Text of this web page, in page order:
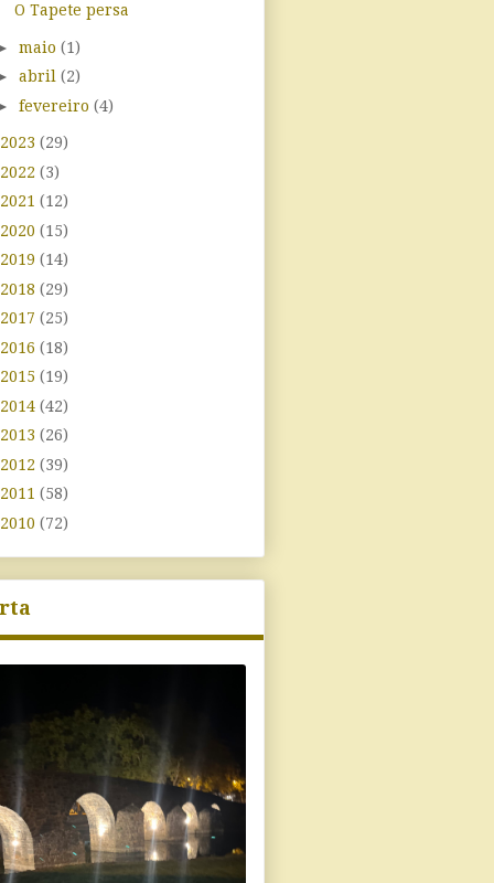
O Tapete persa
maio (1)
abril (2)
fevereiro (4)
2023 (29)
2022 (3)
2021 (12)
2020 (15)
2019 (14)
2018 (29)
2017 (25)
2016 (18)
2015 (19)
2014 (42)
2013 (26)
2012 (39)
2011 (58)
2010 (72)